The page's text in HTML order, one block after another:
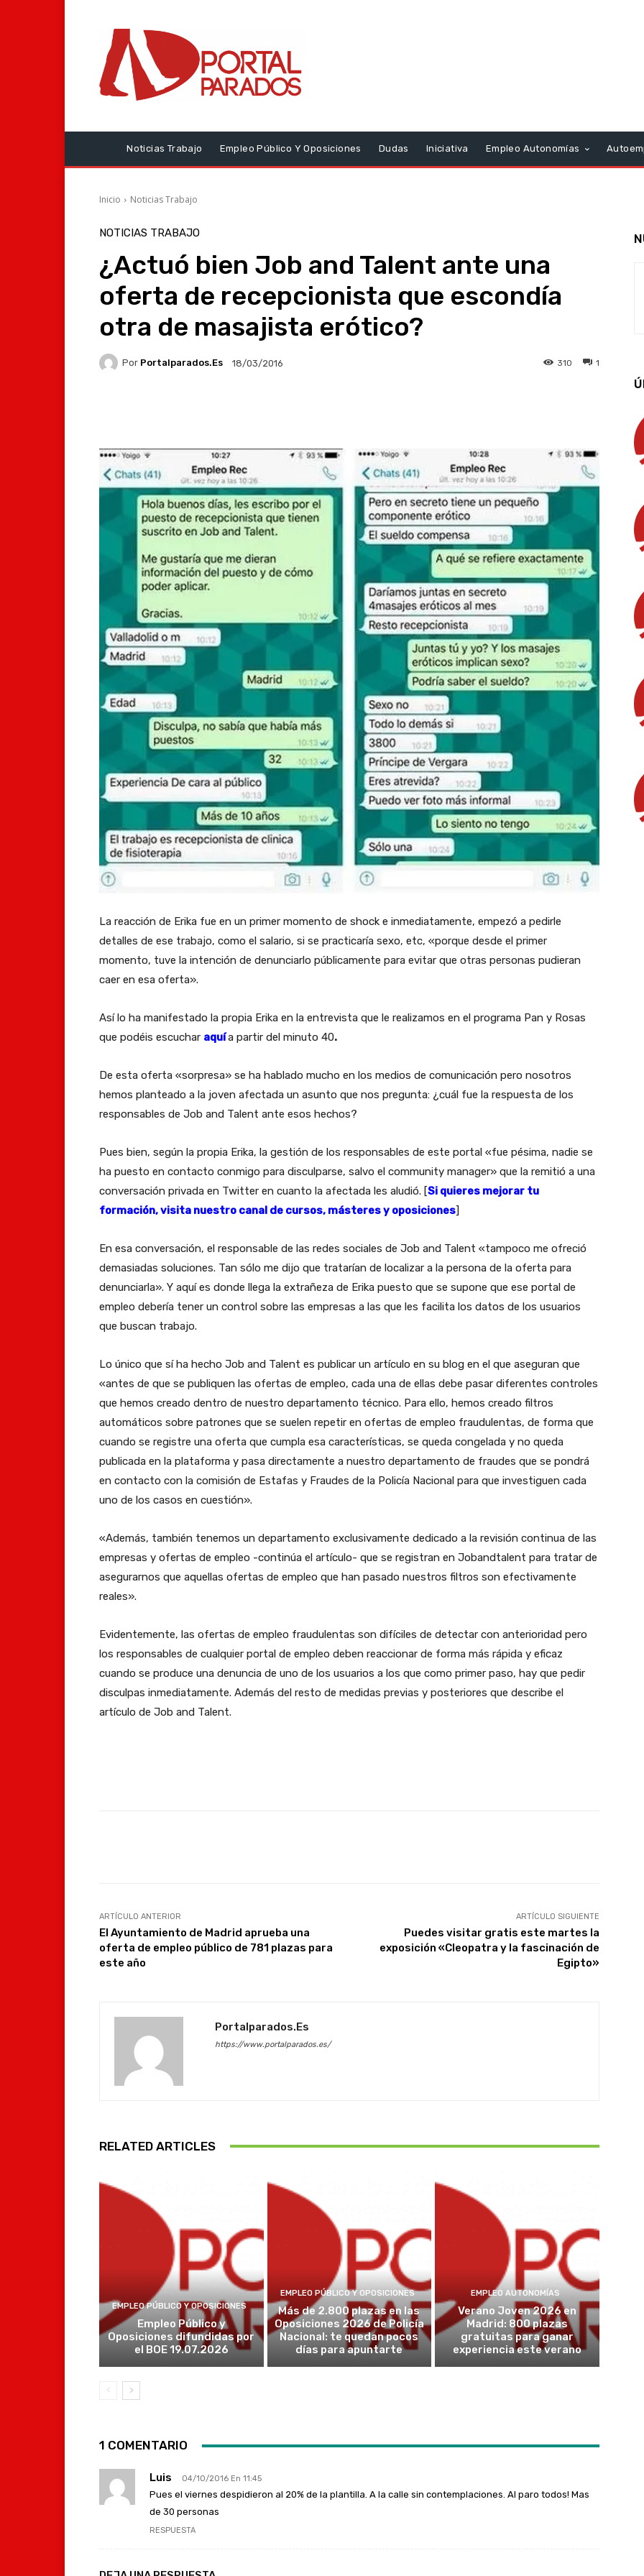
Noticias Trabajo Empleo Público Y Oposiciones Dudas Iniciativa Empleo Autonomías
Inicio Noticias Trabajo
NOTICIAS TRABAJO
¿Actuó bien Job and Talent ante una
oferta de recepcionista que escondía
otra de masajista erótico?
Por Portalparados.es 18/03/2016 1
310
La reacción de Erika fue en un primer momento de shock e inmediatamente, empezó a pedirle
detalles de ese trabajo, como el salario, si se practicaría sexo, etc, «porque desde el primer
momento, tuve la intención de denunciarlo públicamente para evitar que otras personas pudieran
caer en esa oferta».
Así lo ha manifestado la propia Erika en la entrevista que le realizamos en el programa Pan y Rosas
que podéis escuchar aquía partir del minuto 40.
De esta oferta «sorpresa» se ha hablado mucho en los medios de comunicación pero nosotros
hemos planteado a la joven afectada un asunto que nos pregunta: ¿cuál fue la respuesta de los
responsables de Job and Talent ante esos hechos?
Pues bien, según la propia Erika, la gestión de los responsables de este portal «fue pésima, nadie se
ha puesto en contacto conmigo para disculparse, salvo el community manager» que la remitió a una
conversación privada en Twitter en cuanto la afectada les aludió. [Si quieres mejorar tu
formación, visita nuestro canal de cursos, másteres y oposiciones]
En esa conversación, el responsable de las redes sociales de Job and Talent «tampoco me ofreció
demasiadas soluciones. Tan sólo me dijo que tratarían de localizar a la persona de la oferta para
denunciarla». Y aquí es donde llega la extrañeza de Erika puesto que se supone que ese portal de
empleo debería tener un control sobre las empresas a las que les facilita los datos de los usuarios
que buscan trabajo.
Lo único que sí ha hecho Job and Talent es publicar un artículo en su blog en el que aseguran que
«antes de que se publiquen las ofertas de empleo, cada una de ellas debe pasar diferentes controles
que hemos creado dentro de nuestro departamento técnico. Para ello, hemos creado filtros
automáticos sobre patrones que se suelen repetir en ofertas de empleo fraudulentas, de forma que
cuando se registre una oferta que cumpla esa características, se queda congelada y no queda
publicada en la plataforma y pasa directamente a nuestro departamento de fraudes que se pondrá
en contacto con la comisión de Estafas y Fraudes de la Policía Nacional para que investiguen cada
uno de los casos en cuestión».
«Además, también tenemos un departamento exclusivamente dedicado a la revisión continua de las
empresas y ofertas de empleo -continúa el artículo- que se registran en Jobandtalent para tratar de
asegurarnos que aquellas ofertas de empleo que han pasado nuestros filtros son efectivamente
reales».
Evidentemente, las ofertas de empleo fraudulentas son difíciles de detectar con anterioridad pero
los responsables de cualquier portal de empleo deben reaccionar de forma más rápida y eficaz
cuando se produce una denuncia de uno de los usuarios a los que como primer paso, hay que pedir
disculpas inmediatamente. Además del resto de medidas previas y posteriores que describe el
artículo de Job and Talent.
ARTÍCULO ANTERIOR
El Ayuntamiento de Madrid aprueba una
oferta de empleo público de 781 plazas para
este año
ARTÍCULO SIGUIENTE
Puedes visitar gratis este martes la
exposición «Cleopatra y la fascinación de
Egipto»
Portalparados.es
https://www.portalparados.es/
RELATED ARTICLES
EMPLEO PÚBLICO Y OPOSICIONES
Empleo Público y
Oposiciones difundidas por
el BOE 19.07.2026
EMPLEO PÚBLICO Y OPOSICIONES
Más de 2.800 plazas en las
Oposiciones 2026 de Policía
Nacional: te quedan pocos
días para apuntarte
EMPLEO AUTONOMÍAS
Verano Joven 2026 en
Madrid: 800 plazas
gratuitas para ganar
experiencia este verano
1 COMENTARIO
Luis 04/10/2016 En 11:45
Pues el viernes despidieron al 20% de la plantilla. A la calle sin contemplaciones. Al paro todos! Mas
de 30 personas
RESPUESTA